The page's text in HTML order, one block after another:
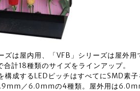
ズは屋内用、「VFB」シリーズは屋外
計18種類のサイズをラインアップ。
構成するLEDピッチはすべてにSMD素
／6.0mmの4種類。屋外用は